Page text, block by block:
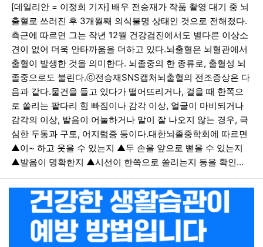
[데일리안 = 이정희 기자] 배우 전승재가 작품 촬영 대기 중 뇌
출혈로 쓰러진 후 3개월째 의식불명 상태인 것으로 전해졌다.
측근에 따르면 그는 작년 12월 건강검진에서도 별다른 이상소
견이 없어 더욱 안타까움을 더하고 있다.뇌출혈은 뇌혈관에서
출혈이 발생한 것을 의미한다. 뇌졸중의 한 종류로, 출혈성 뇌
졸중으로도 불린다.ⓒ전승재SNS캡처뇌출혈의 전조증상은 다
음과 같다.물건을 들고 있다가 떨어뜨리거나, 걸을 때 한쪽으
로 쏠리는 팔다리 힘 빠짐이나 감각 이상, 얼굴이 마비되거나
감각의 이상, 발음이 어눌하거나 말이 잘 나오지 않는 경우, 극
심한 두통과 구토, 어지럼증 등이다.대한뇌졸중학회에 따르면
▲이~ 하고 웃을 수 있는지 ▲두 손을 앞으로 뻗을 수 있는지
▲발음이 명확한지 ▲시선이 한쪽으로 쏠리는지 등을 확인…